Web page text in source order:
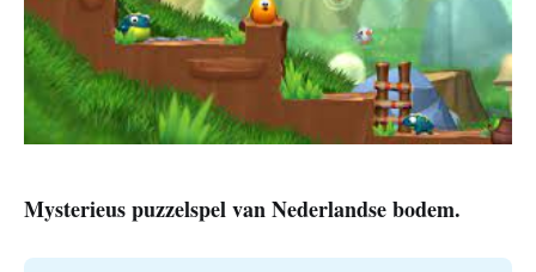
Mysterieus puzzelspel van Nederlandse bodem.